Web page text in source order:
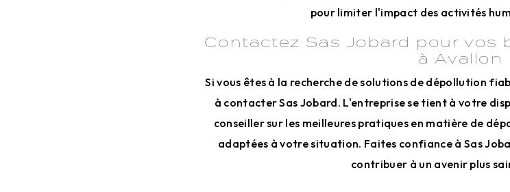
pour limiter l'impact des activités
Contactez Sas Jobard pour vos
à Avallon
Si vous êtes à la recherche de solutions de dépollution
à contacter Sas Jobard. L'entreprise se tient à votre
conseiller sur les meilleures pratiques en matière de
adaptées à votre situation. Faites confiance à Sas
contribuer à un avenir plus